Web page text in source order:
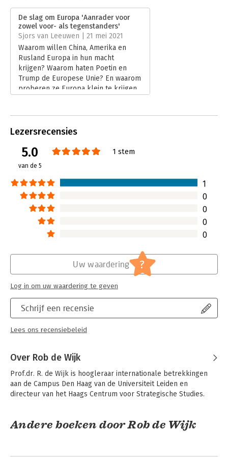
Uitgever:
Druk:
1
Verschijningsdatum:
2-4-2021
Hoofdrubriek: Geschiedenis
De slag om Europa 'Aanrader voor
zowel voor- als tegenstanders'
Sjors van Leeuwen | 21 mei 2021
Waarom willen China, Amerika en
Rusland Europa in hun macht
krijgen? Waarom haten Poetin en
Trump de Europese Unie? En waarom
proberen ze Europa klein te krijgen
het antwoord in De slag om Europa
Lees verder
Lezersrecensies
5.0
van de 5
1 stem
1
0
0
0
0
Schrijf een recensie
Lees ons recensiebeleid
Uw waardering ?
Log in om uw waardering te geven
Over Rob de Wijk
Prof.dr. R. de Wijk is hoogleraar internationale betrekkingen
aan de Campus Den Haag van de Universiteit Leiden en
directeur van het Haags Centrum voor Strategische Studies.
Andere boeken door Rob de Wijk